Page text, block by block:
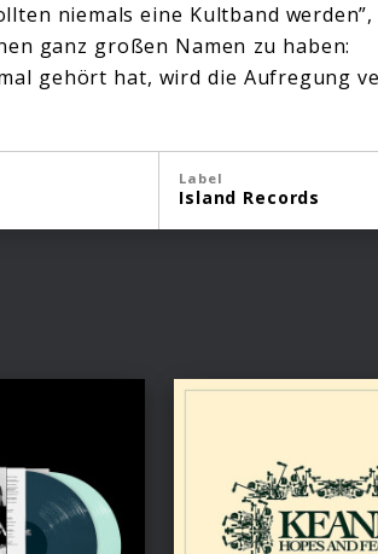
niemals eine Kultband
ganz großen Namen zu haben:
gehört hat, wird die Aufregung
Label
Island Records